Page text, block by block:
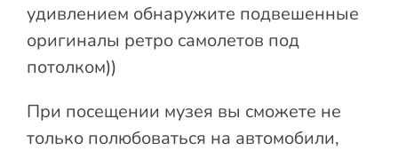
удивлением обнаружите подвешенные
оригиналы ретро самолетов под
потолком))
При посещении музея вы сможете не
только полюбоваться на автомобили,